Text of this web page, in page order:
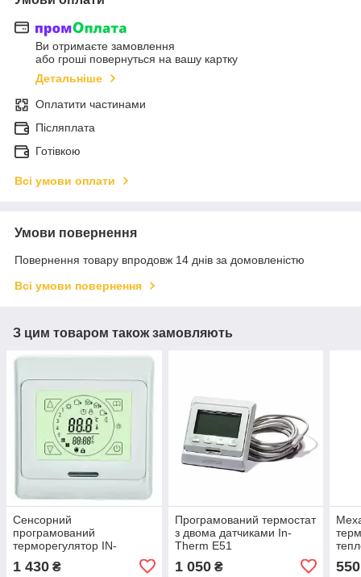
Ви отримаєте замовлення
або гроші повернуться на вашу картку
Детальніше
Оплатити частинами
Післяплата
Готівкою
Всі умови оплати
Умови повернення
Повернення товару впродовж 14 днів за домовленістю
Всі умови повернення
З цим товаром також замовляють
Сенсорний
програмований
терморегулятор IN-
1 430 ₴
Програмований термостат
з двома датчиками In-
Therm E51
1 050₴ 550